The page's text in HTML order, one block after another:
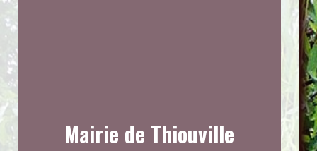
Mairie de Thiouville